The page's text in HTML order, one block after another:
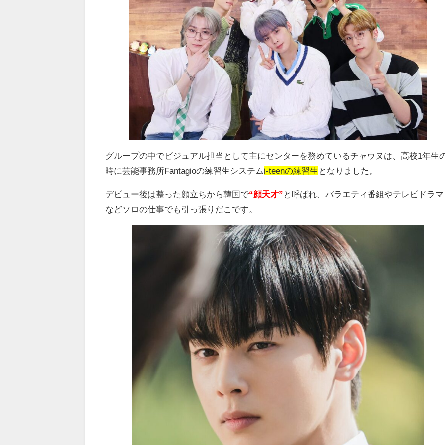
グループの中でビジュアル担当として主にセンターを務めているチャウヌは、高校1年生
時に芸能事務所Fantagioの練習生システムi-teenの練習生 となりました。
デビュー後は整った顔立ちから韓国で“顔天才” と呼ばれ、バラエティ番組やテレビドラマ
などソロの仕事でも引っ張りだこです。